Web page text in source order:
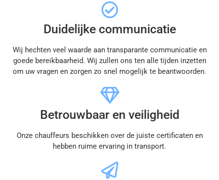
Duidelijke communicatie
Wij hechten veel waarde aan transparante communicatie en
goede bereikbaarheid. Wij zullen ons ten alle tijden inzetten
om uw vragen en zorgen zo snel mogelijk te beantwoorden.
Betrouwbaar en veiligheid
Onze chauffeurs beschikken over de juiste certificaten en
hebben ruime ervaring in transport.